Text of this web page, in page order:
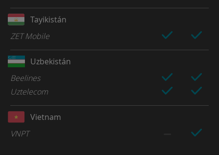
Tayikistán
ZET Mobile
Uzbekistán
Beelines
Uztelecom
Vietnam
VNPT